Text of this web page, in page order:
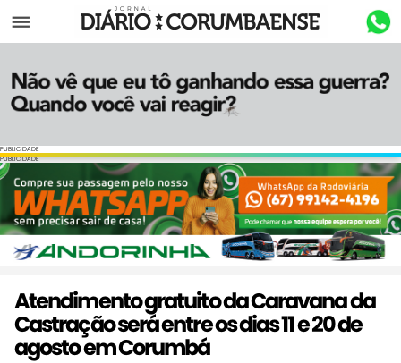
Menu
PUBLICIDADE
PUBLICIDADE
Atendimento gratuito da Caravana da
Castração será entre os dias 11 e 20 de
agosto em Corumbá